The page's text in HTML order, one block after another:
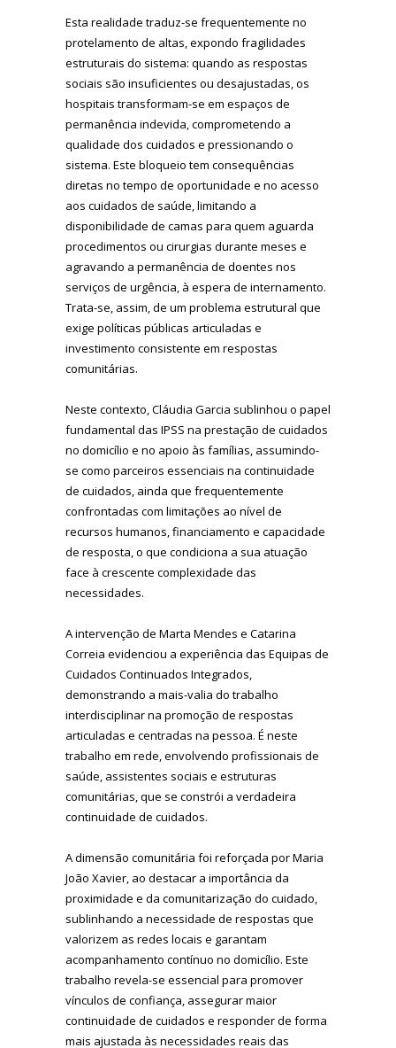
Esta realidade traduz-se frequentemente no
protelamento de altas, expondo fragilidades
estruturais do sistema: quando as respostas
sociais são insuficientes ou desajustadas, os
hospitais transformam-se em espaços de
permanência indevida, comprometendo a
qualidade dos cuidados e pressionando o
sistema. Este bloqueio tem consequências
diretas no tempo de oportunidade e no acesso
aos cuidados de saúde, limitando a
disponibilidade de camas para quem aguarda
procedimentos ou cirurgias durante meses e
agravando a permanência de doentes nos
serviços de urgência, à espera de internamento.
Trata-se, assim, de um problema estrutural que
exige políticas públicas articuladas e
investimento consistente em respostas
comunitárias.
Neste contexto, Cláudia Garcia sublinhou o papel
fundamental das IPSS na prestação de cuidados
no domicílio e no apoio às famílias, assumindo-
se como parceiros essenciais na continuidade
de cuidados, ainda que frequentemente
confrontadas com limitações ao nível de
recursos humanos, financiamento e capacidade
de resposta, o que condiciona a sua atuação
face à crescente complexidade das
necessidades.
A intervenção de Marta Mendes e Catarina
Correia evidenciou a experiência das Equipas de
Cuidados Continuados Integrados,
demonstrando a mais-valia do trabalho
interdisciplinar na promoção de respostas
articuladas e centradas na pessoa. É neste
trabalho em rede, envolvendo profissionais de
saúde, assistentes sociais e estruturas
comunitárias, que se constrói a verdadeira
continuidade de cuidados.
A dimensão comunitária foi reforçada por Maria
João Xavier, ao destacar a importância da
proximidade e da comunitarização do cuidado,
sublinhando a necessidade de respostas que
valorizem as redes locais e garantam
acompanhamento contínuo no domicílio. Este
trabalho revela-se essencial para promover
vínculos de confiança, assegurar maior
continuidade de cuidados e responder de forma
mais ajustada às necessidades reais das